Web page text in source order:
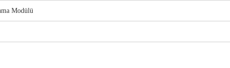
Modülü